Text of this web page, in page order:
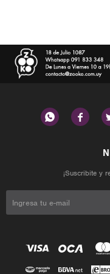
 
¡Suscribite y